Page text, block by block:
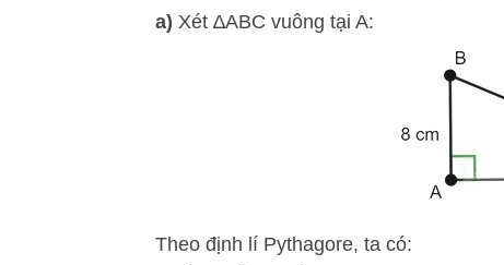
a) Xét ∆ABC vuông tại A:
Theo định lí Pythagore, ta có: